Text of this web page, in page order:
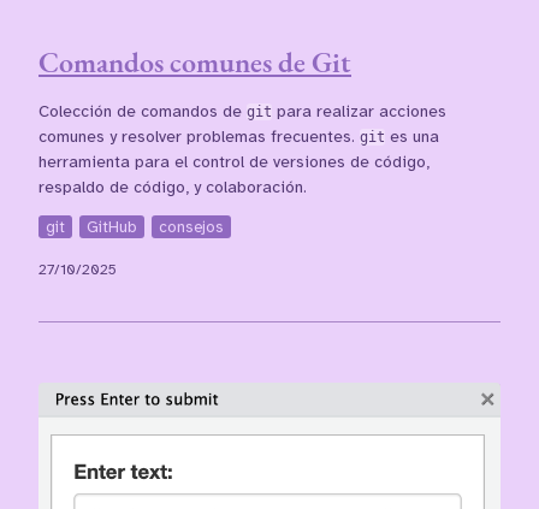
Comandos comunes de Git
Colección de comandos de git para realizar acciones
comunes y resolver problemas frecuentes. git es una
herramienta para el control de versiones de código,
respaldo de código, y colaboración.
git GitHub consejos
27/10/2025